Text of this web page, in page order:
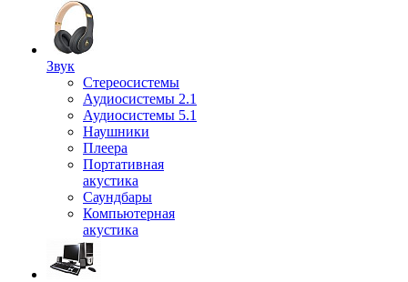
Звук
Стереосистемы
Аудиосистемы 2.1
Аудиосистемы 5.1
Наушники
Плеера
Портативная
акустика
Саундбары
Компьютерная
акустика